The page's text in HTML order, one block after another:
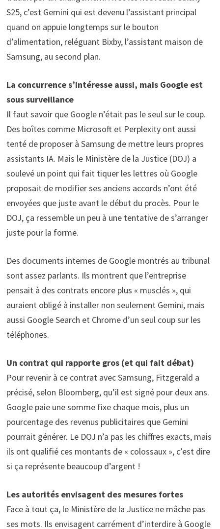
S25, c’est Gemini qui est devenu l’assistant principal
quand on appuie longtemps sur le bouton
d’alimentation, reléguant Bixby, l’assistant maison de
Samsung, au second plan.
La concurrence s’intéresse aussi, mais Google est
sous surveillance
Il faut savoir que Google n’était pas le seul sur le coup.
Des boîtes comme Microsoft et Perplexity ont aussi
tenté de proposer à Samsung de mettre leurs propres
assistants IA. Mais le Ministère de la Justice (DOJ) a
soulevé un point qui fait tiquer les lettres où Google
proposait de modifier ses anciens accords n’ont été
envoyées que juste avant le début du procès. Pour le
DOJ, ça ressemble un peu à une tentative de s’arranger
juste pour la forme.
Des documents internes de Google montrés au tribunal
sont assez parlants. Ils montrent que l’entreprise
pensait à des contrats encore plus « musclés », qui
auraient obligé à installer non seulement Gemini, mais
aussi Google Search et Chrome d’un seul coup sur les
téléphones.
Un contrat qui rapporte gros (et qui fait débat)
Pour revenir à ce contrat avec Samsung, Fitzgerald a
précisé, selon Bloomberg, qu’il est signé pour deux ans.
Google paie une somme fixe chaque mois, plus un
pourcentage des revenus publicitaires que Gemini
pourrait générer. Le DOJ n’a pas les chiffres exacts, mais
ils ont qualifié ces montants de « colossaux », c’est dire
si ça représente beaucoup d’argent !
Les autorités envisagent des mesures fortes
Face à tout ça, le Ministère de la Justice ne mâche pas
ses mots. Ils envisagent carrément d’interdire à Google